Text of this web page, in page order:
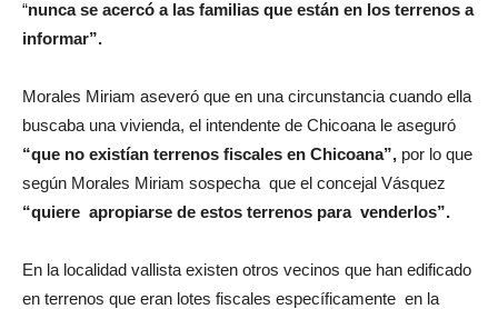
“nunca se acercó a las familias que están en los terrenos a
informar”.
Morales Miriam aseveró que en una circunstancia cuando ella
buscaba una vivienda, el intendente de Chicoana le aseguró
“que no existían terrenos fiscales en Chicoana”, por lo que
según Morales Miriam sospecha que el concejal Vásquez
“quiere apropiarse de estos terrenos para venderlos”.
En la localidad vallista existen otros vecinos que han edificado
en terrenos que eran lotes fiscales específicamente en la